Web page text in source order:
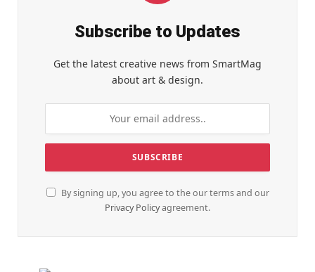
Subscribe to Updates
Get the latest creative news from SmartMag
about art & design.
By signing up, you agree to the our terms and our
Privacy Policyagreement.